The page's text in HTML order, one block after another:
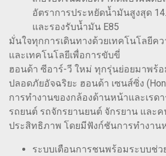
อัตราการประหยัดน้ำมันสูงสุด
และรองรับน้ำมัน E85
มั่นใจทุกการเดินทางด้วยเทคโนโลยีค
และเทคโนโลยีเพื่อการขับขี่
ฮอนด้า ซีอาร์-วี ใหม่ ทุกรุ่นย่อยมาพร้
ปลอดภัยอัจฉริยะ ฮอนด้า เซนส์ซิ่ง
การทำงานของกล้องด้านหน้าและเรด
รถยนต์ รถจักรยานยนต์ จักรยาน และ
ประสิทธิภาพ โดยมีฟังก์ชันการทำงาน
ระบบเตือนการชนพร้อมระบบช่ว